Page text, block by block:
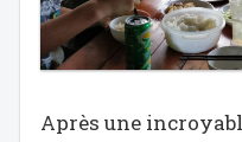
Après une